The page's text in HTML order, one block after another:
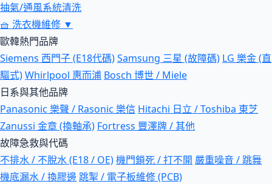
抽氣/通風系統清洗
🧺 洗衣機維修 ▼
歐韓熱門品牌
Siemens 西門子 (E18代碼)Samsung 三星 (故障碼) LG 樂金 (直
驅式)Whirlpool 惠而浦 Bosch 博世 / Miele
日系與其他品牌
Panasonic 樂聲 / Rasonic 樂信 Hitachi 日立 / Toshiba 東芝
Zanussi 金章 (換軸承) Fortress 豐澤牌 / 其他
故障急救與代碼
不排水 / 不脫水 (E18 / OE)機門鎖死 / 打不開 嚴重噪音 / 跳舞
機底漏水 / 換膠邊跳掣 / 電子板維修 (PCB)